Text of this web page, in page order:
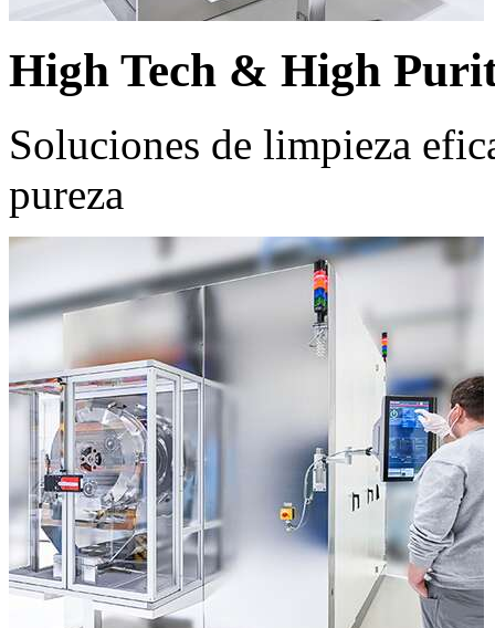
High Tech & High
Soluciones de limpieza
pureza